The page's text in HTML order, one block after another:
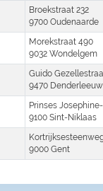
Broekstraat 232
9700 Oudenaarde
Morekstraat 490
9032 Wondelgem
Guido
9470 Denderleeuw
Prinses
9100 Sint-Niklaas
9000 Gent